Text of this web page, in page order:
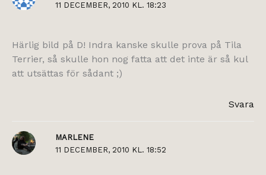
11 DECEMBER, 2010 KL. 18:23
Härlig bild på D! Indra kanske skulle prova på Tila
Terrier, så skulle hon nog fatta att det inte är så kul
att utsättas för sådant ;)
Svara
MARLENE
11 DECEMBER, 2010 KL. 18:52